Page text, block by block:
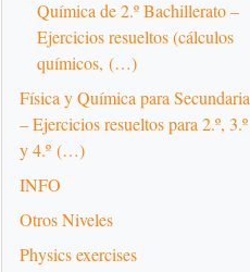
Química de 2.º Bachillerato –
Ejercicios resueltos (cálculos
químicos, (…)
Física y Química para Secundaria
– Ejercicios resueltos para 2.º, 3.º
y 4.º (…)
INFO
Otros Niveles
Physics exercises